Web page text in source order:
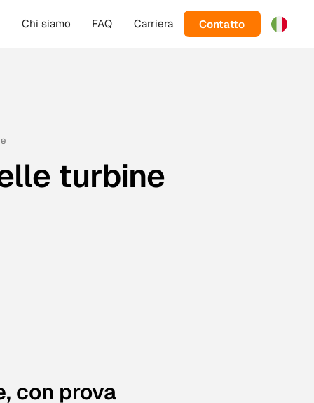
Chi siamo FAQ Carriera
turbine
con prova